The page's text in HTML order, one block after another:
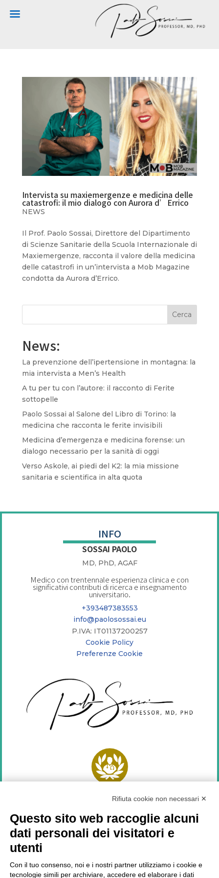
Intervista su maxiemergenze e medicina delle
catastrofi: il mio dialogo con Aurora d’Errico
NEWS
Il Prof. Paolo Sossai, Direttore del Dipartimento
di Scienze Sanitarie della Scuola Internazionale di
Maxiemergenze, racconta il valore della medicina
delle catastrofi in un’intervista a Mob Magazine
condotta da Aurora d’Errico.
Cerca
News:
La prevenzione dell’ipertensione in montagna: la
mia intervista a Men’s Health
A tu per tu con l’autore: il racconto di Ferite
sottopelle
Paolo Sossai al Salone del Libro di Torino: la
medicina che racconta le ferite invisibili
Medicina d’emergenza e medicina forense: un
dialogo necessario per la sanità di oggi
Verso Askole, ai piedi del K2: la mia missione
sanitaria e scientifica in alta quota
INFO
SOSSAI PAOLO
MD, PhD, AGAF
Medico con trentennale esperienza clinica e con
significativi contributi di ricerca e insegnamento
universitario.
+393487383553
info@paolosossai.eu
P.IVA: IT01137200257
Cookie Policy
Preferenze Cookie
SEGUICI SU
LATEST NEWS
Rifiuta cookie non necessari ✕
Questo sito web raccoglie alcuni
dati personali dei visitatori e
utenti
Con il tuo consenso, noi e i nostri partner utilizziamo i cookie e
tecnologie simili per archiviare, accedere ed elaborare i dati